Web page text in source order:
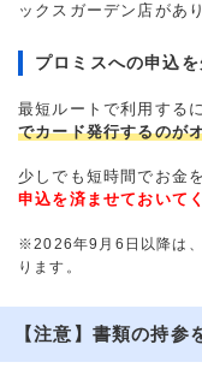
ックスガーデン店があ
プロミスへの申込
最短ルートで利用するに
でカード発行するのが
少しでも短時間でお金
申込を済ませておいて
※2026年9月6日以降は、
ります。
【注意】書類の持参